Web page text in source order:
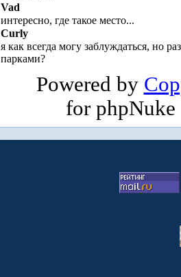
Vad
интересно, где такое место...
Curly
я как всегда могу заблуждаться, но
парками?
Powered by
for